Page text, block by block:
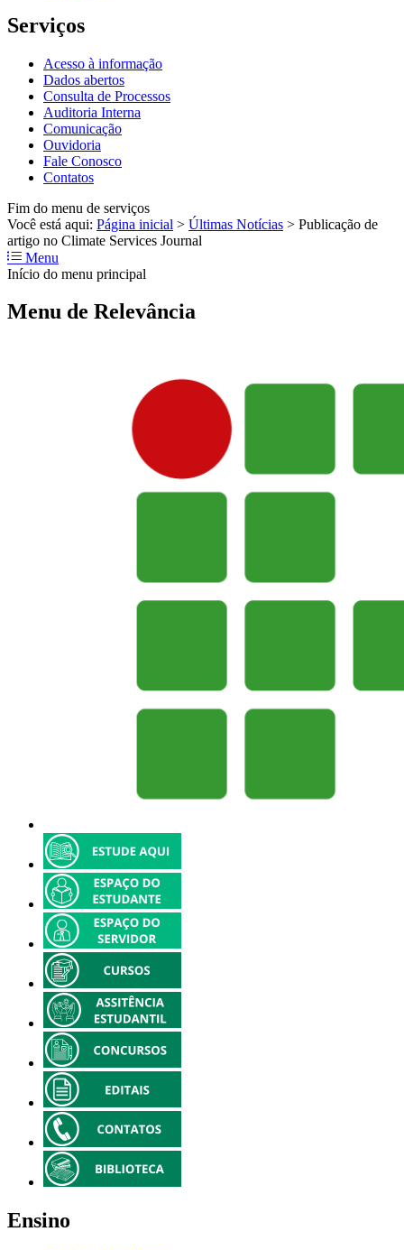
Serviços
Acesso à informação
Dados abertos
Consulta de Processos
Auditoria Interna
Comunicação
Ouvidoria
Fale Conosco
Contatos
Fim do menu de serviços
Você está aqui: Página inicial > Últimas Notícias > Publicação de
artigo no Climate Services Journal
Menu
Início do menu principal
Menu de Relevância
Ensino